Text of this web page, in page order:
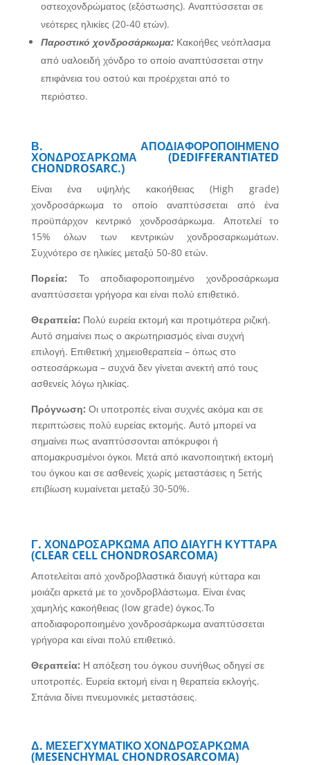
οστεοχονδρώματος (εξόστωσης). Αναπτύσσεται σε
νεότερες ηλικίες (20-40 ετών).
Παροστικό χονδροσάρκωμα:Κακοήθες νεόπλασμα
από υαλοειδή χόνδρο το οποίο αναπτύσσεται στην
επιφάνεια του οστού και προέρχεται από το
περιόστεο.
Β. ΑΠΟΔΙΑΦΟΡΟΠΟΙΗΜΕΝΟ
ΧΟΝΔΡΟΣΑΡΚΩΜΑ (DEDIFFERANTIATED
CHONDROSARC.)
Είναι ένα υψηλής κακοήθειας (High grade)
χονδροσάρκωμα το οποίο αναπτύσσεται από ένα
προϋπάρχον κεντρικό χονδροσάρκωμα. Αποτελεί το
15% όλων των κεντρικών χονδροσαρκωμάτων.
Συχνότερο σε ηλικίες μεταξύ 50-80 ετών.
Πορεία: Το αποδιαφοροποιημένο χονδροσάρκωμα
αναπτύσσεται γρήγορα και είναι πολύ επιθετικό.
Θεραπεία: Πολύ ευρεία εκτομή και προτιμότερα ριζική.
Αυτό σημαίνει πως ο ακρωτηριασμός είναι συχνή
επιλογή. Επιθετική χημειοθεραπεία – όπως στο
οστεοσάρκωμα – συχνά δεν γίνεται ανεκτή από τους
ασθενείς λόγω ηλικίας.
Πρόγνωση: Οι υποτροπές είναι συχνές ακόμα και σε
περιπτώσεις πολύ ευρείας εκτομής. Αυτό μπορεί να
σημαίνει πως αναπτύσσονται απόκρυφοι ή
απομακρυσμένοι όγκοι. Μετά από ικανοποιητική εκτομή
του όγκου και σε ασθενείς χωρίς μεταστάσεις η 5ετής
επιβίωση κυμαίνεται μεταξύ 30-50%.
Γ. ΧΟΝΔΡΟΣΑΡΚΩΜΑ ΑΠΟ ΔΙΑΥΓΗ ΚΥΤΤΑΡΑ
(CLEAR CELL CHONDROSARCOMA)
Αποτελείται από χονδροβλαστικά διαυγή κύτταρα και
μοιάζει αρκετά με το χονδροβλάστωμα. Είναι ένας
χαμηλής κακοήθειας (low grade) όγκος.Το
αποδιαφοροποιημένο χονδροσάρκωμα αναπτύσσεται
γρήγορα και είναι πολύ επιθετικό.
Θεραπεία: Η απόξεση του όγκου συνήθως οδηγεί σε
υποτροπές. Ευρεία εκτομή είναι η θεραπεία εκλογής.
Σπάνια δίνει πνευμονικές μεταστάσεις.
Δ. ΜΕΣΕΓΧΥΜΑΤΙΚΟ ΧΟΝΔΡΟΣΑΡΚΩΜΑ
(MESENCHYMAL CHONDROSARCOMA)